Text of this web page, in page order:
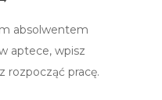
absolwentem
aptece, wpisz
rozpocząć pracę.